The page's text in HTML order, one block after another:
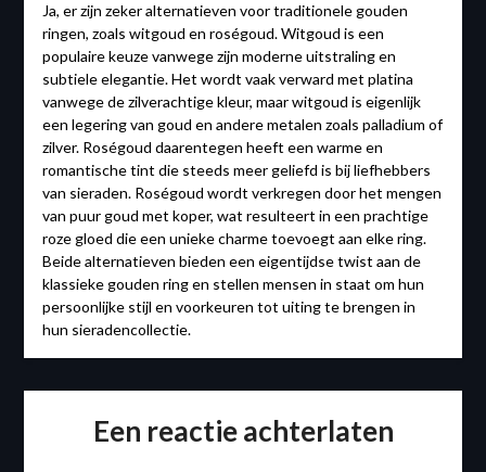
Ja, er zijn zeker alternatieven voor traditionele gouden
ringen, zoals witgoud en roségoud. Witgoud is een
populaire keuze vanwege zijn moderne uitstraling en
subtiele elegantie. Het wordt vaak verward met platina
vanwege de zilverachtige kleur, maar witgoud is eigenlijk
een legering van goud en andere metalen zoals palladium of
zilver. Roségoud daarentegen heeft een warme en
romantische tint die steeds meer geliefd is bij liefhebbers
van sieraden. Roségoud wordt verkregen door het mengen
van puur goud met koper, wat resulteert in een prachtige
roze gloed die een unieke charme toevoegt aan elke ring.
Beide alternatieven bieden een eigentijdse twist aan de
klassieke gouden ring en stellen mensen in staat om hun
persoonlijke stijl en voorkeuren tot uiting te brengen in
hun sieradencollectie.
Een reactie achterlaten